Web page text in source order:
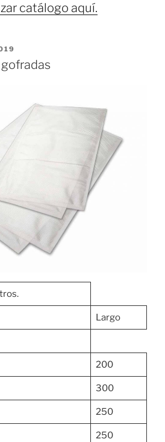
catálogo aquí.
Largo
200
300
250
250